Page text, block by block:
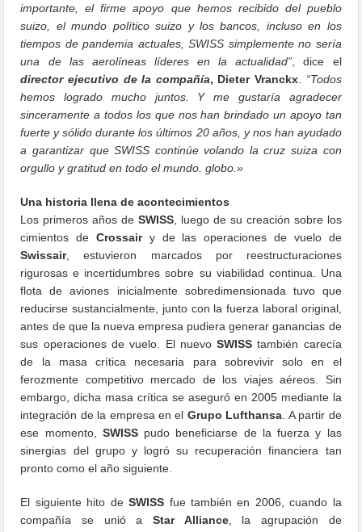
importante, el firme apoyo que hemos recibido del pueblo
suizo, el mundo político suizo y los bancos, incluso en los
tiempos de pandemia actuales, SWISS simplemente no sería
una de las aerolíneas líderes en la actualidad” , dice el
director ejecutivo de la compañía, Dieter Vranckx. “Todos
hemos logrado mucho juntos. Y me gustaría agradecer
sinceramente a todos los que nos han brindado un apoyo tan
fuerte y sólido durante los últimos 20 años, y nos han ayudado
a garantizar que SWISS continúe volando la cruz suiza con
orgullo y gratitud en todo el mundo. globo.»
Una historia llena de acontecimientos
Los primeros años deSWISS , luego de su creación sobre los
cimientos deCrossairy de las operaciones de vuelo de
Swissair, estuvieron marcados por reestructuraciones
rigurosas e incertidumbres sobre su viabilidad continua. Una
flota de aviones inicialmente sobredimensionada tuvo que
reducirse sustancialmente, junto con la fuerza laboral original,
antes de que la nueva empresa pudiera generar ganancias de
sus operaciones de vuelo. El nuevoSWISS también carecía
de la masa crítica necesaria para sobrevivir solo en el
ferozmente competitivo mercado de los viajes aéreos. Sin
embargo, dicha masa crítica se aseguró en 2005 mediante la
integración de la empresa en el Grupo Lufthansa . A partir de
ese momento, SWISSpudo beneficiarse de la fuerza y ​​las
sinergias del grupo y logró su recuperación financiera tan
pronto como el año siguiente.
El siguiente hito deSWISS fue también en 2006, cuando la
compañía se unió a Star Alliance, la agrupación de